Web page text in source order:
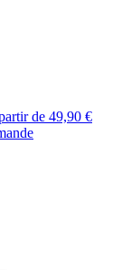
de 49,90 €